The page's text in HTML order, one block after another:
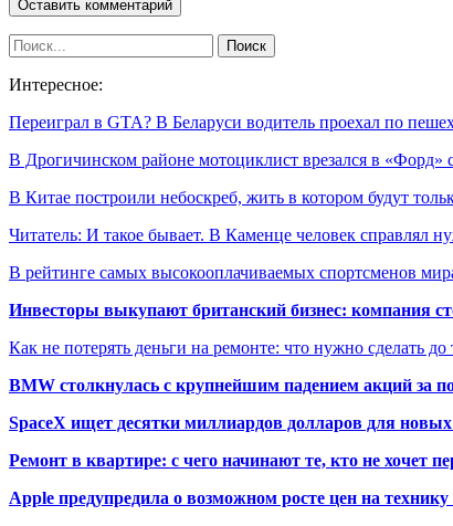
Интересное:
Переиграл в GTA? В Беларуси водитель проехал по
В Дрогичинском районе мотоциклист врезался в «Форд»
В Китае построили небоскреб, жить в котором будут
Читатель: И такое бывает. В Каменце человек справлял
В рейтинге самых высокооплачиваемых спортсменов
Инвесторы выкупают британский бизнес: компания
Как не потерять деньги на ремонте: что нужно сделать до
BMW столкнулась с крупнейшим падением акций за
SpaceX ищет десятки миллиардов долларов для
Ремонт в квартире: с чего начинают те, кто не хочет
Apple предупредила о возможном росте цен на